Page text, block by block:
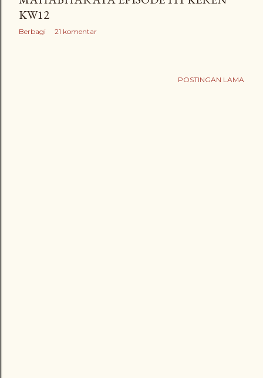
KW12
Berbagi 21 komentar
POSTINGAN LAMA